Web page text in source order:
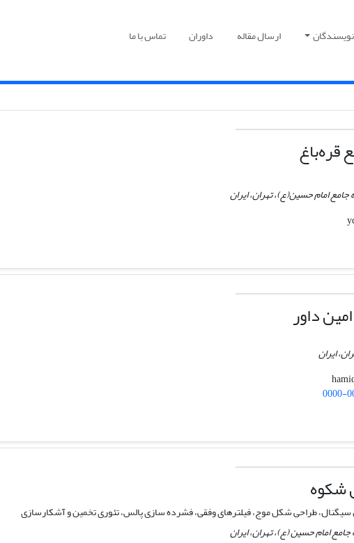
ارسال مقاله داوران تماس با ما
قره‌باغ
جامع امام حسین(ع)، تهران، ایران
داور
ایران
0000-
شکوه
طراحی شکل موج، فیلترهای وفقی، فشرده سازی پالس، تئوری تخمین و آشکارسازی
جامع امام حسین (ع)، تهران، ایران